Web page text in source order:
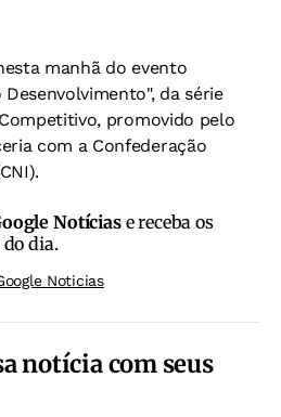
manhã do evento
da série
promovido pelo
com a Confederação
Notíciase receba os
dia.
Noticias
notícia com seus